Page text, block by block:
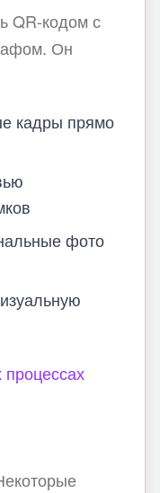
QR-кодом с
Он
кадры прямо
фото
процессах